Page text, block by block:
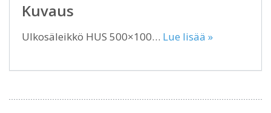
Kuvaus
Ulkosäleikkö HUS 500×100… Lue lisää »